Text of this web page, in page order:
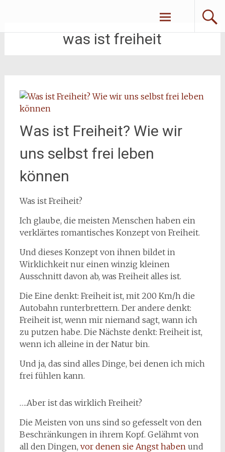
springen
was ist freiheit
Was ist Freiheit? Wie wir
uns selbst frei leben
können
Was ist Freiheit?
Ich glaube, die meisten Menschen haben ein
verklärtes romantisches Konzept von Freiheit.
Und dieses Konzept von ihnen bildet in
Wirklichkeit nur einen winzig kleinen
Ausschnitt davon ab, was Freiheit alles ist.
Die Eine denkt: Freiheit ist, mit 200 Km/h die
Autobahn runterbrettern. Der andere denkt:
Freiheit ist, wenn mir niemand sagt, wann ich
zu putzen habe. Die Nächste denkt: Freiheit ist,
wenn ich alleine in der Natur bin.
Und ja, das sind alles Dinge, bei denen ich mich
frei fühlen kann.
….Aber ist das wirklich Freiheit?
Die Meisten von uns sind so gefesselt von den
Beschränkungen in ihrem Kopf. Gelähmt von
all den Dingen, vor denen sie Angst habenund